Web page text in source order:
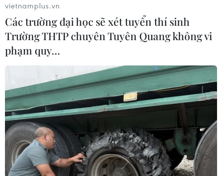
Tàu tuần dương USS Hue City. (Nguồn: AFP/TTXVN)
Tham mưu trưởng Hải quân Mỹ, Đô đốc
Jonathan Greenert ngày 19/5 khẳng định sự
hiện diện ngày càng tăng của Hải quân Mỹ ở
khu vực châu Á-Thái Bình Dương bắt đầu mang
vietnamplus.vn
Các trường đại học sẽ xét tuyển thí sinh
Trường THTP chuyên Tuyên Quang không vi
phạm quy…